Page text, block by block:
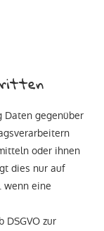
Daten gegenüber
oder ihnen
dies nur auf
wenn eine
DSGVO zur